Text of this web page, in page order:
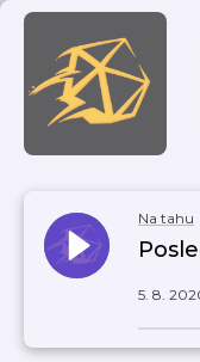
Na tahu
5. 8.